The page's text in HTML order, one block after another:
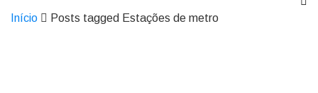
Início Posts tagged Estações de metro